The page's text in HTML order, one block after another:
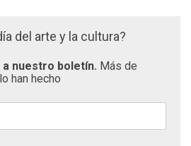
del arte y la cultura?
a nuestro boletín. Más de
han hecho